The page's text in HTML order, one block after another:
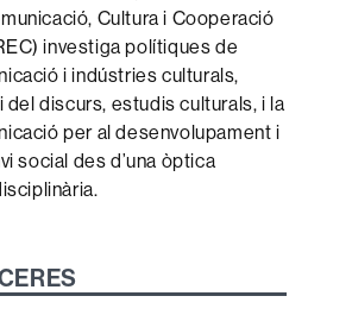
Cultura i Cooperació
investiga polítiques de
i indústries culturals,
del discurs, estudis culturals, i la
per al desenvolupament i
social des d’una òptica